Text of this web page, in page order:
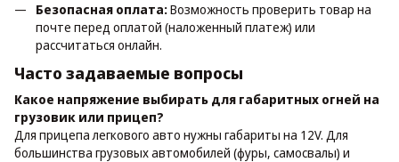
Безопасная оплата:Возможность проверить товар на
почте перед оплатой (наложенный платеж) или
рассчитаться онлайн.
Часто задаваемые вопросы
Какое напряжение выбирать для габаритных огней на
грузовик или прицеп?
Для прицепа легкового авто нужны габариты на 12V. Для
большинства грузовых автомобилей (фуры, самосвалы) и